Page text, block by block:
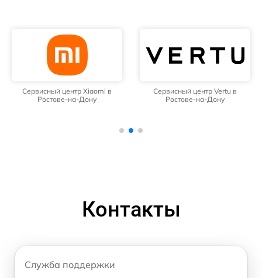
Сервисный центр Xiaomi в
Ростове-на-Дону
Сервисный центр Vertu в
Ростове-на-Дону
Контакты
Служба поддержки